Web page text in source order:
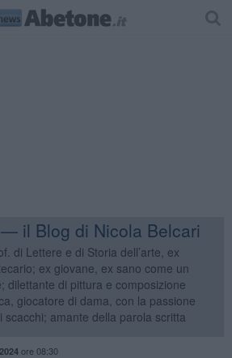
il Blog di Nicola Belcari
di Lettere e di Storia dell’arte, ex
ex giovane, ex sano come un
dilettante di pittura e composizione
giocatore di dama, con la passione
scacchi; amante della parola scritta
ore 08:30